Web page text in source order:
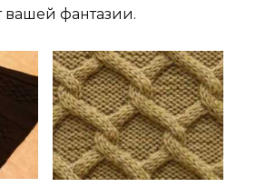
вашей фантазии.